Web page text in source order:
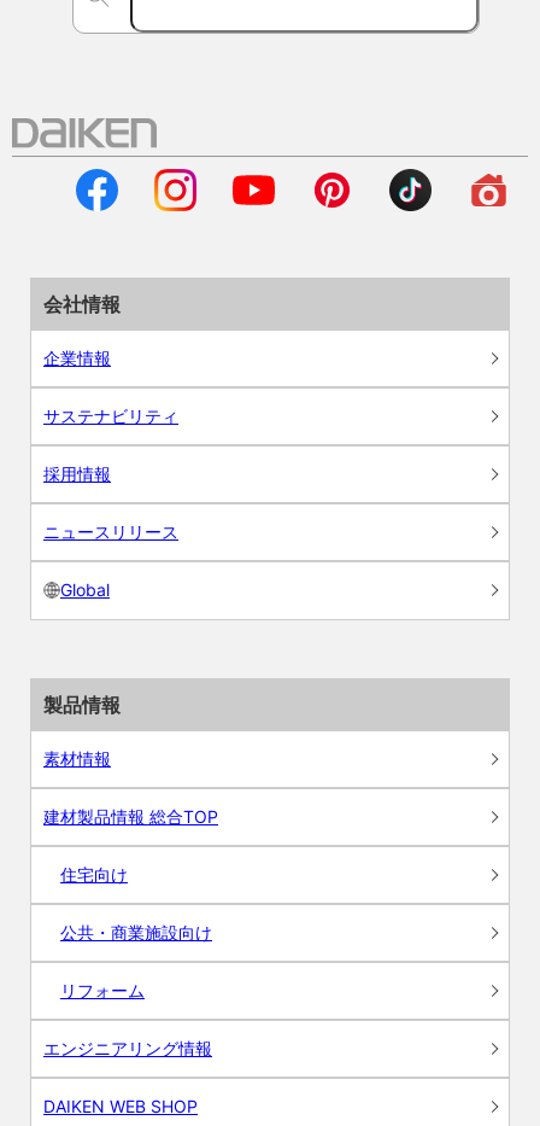
会社情報
企業情報
サステナビリティ
採用情報
ニュースリリース
Global
製品情報
素材情報
建材製品情報 総合TOP
住宅向け
公共・商業施設向け
リフォーム
エンジニアリング情報
DAIKEN WEB SHOP